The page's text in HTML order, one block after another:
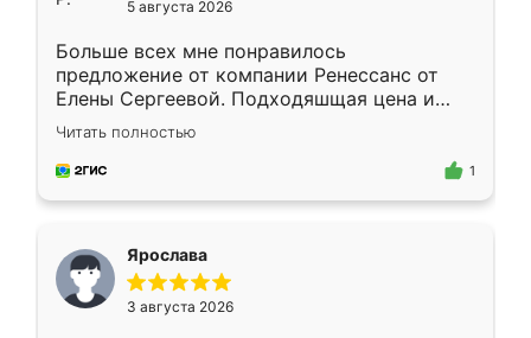
5 августа 2026
Больше всех мне понравилось
предложение от компании Ренессанс от
Елены Сергеевой. Подходяшщая цена и
короткие сроки изготовления. Приехавший
для замера сотрудник Владислав
предложил по моему эскизу самый
Читать полностью
1
Ярослава
3 августа 2026